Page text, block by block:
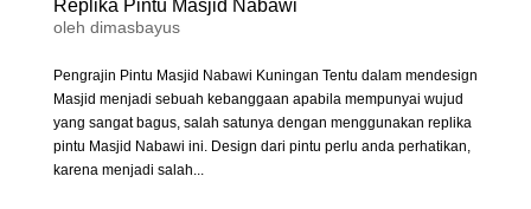
Replika Pintu Masjid Nabawi
oleh dimasbayus
Pengrajin Pintu Masjid Nabawi Kuningan Tentu dalam mendesign
Masjid menjadi sebuah kebanggaan apabila mempunyai wujud
yang sangat bagus, salah satunya dengan menggunakan replika
pintu Masjid Nabawi ini. Design dari pintu perlu anda perhatikan,
karena menjadi salah...